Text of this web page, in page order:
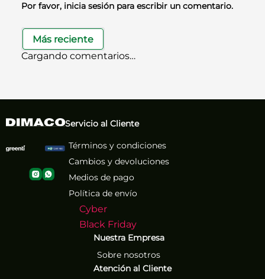
Por favor, inicia sesión para escribir un comentario.
Más reciente
Cargando comentarios…
Servicio al Cliente
Términos y condiciones
Cambios y devoluciones
Medios de pago
Política de envío
Cyber
Black Friday
Nuestra Empresa
Sobre nosotros
Atención al Cliente